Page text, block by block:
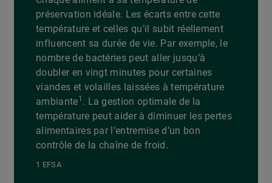
préservation idéale. Les écarts entre cette
température et celles qu’il subit réellement
influencent sa durée de vie. Par exemple, le
nombre de bactéries peut aller jusqu’à
doubler en vingt minutes pour certaines
viandes et volailles laissées à température
ambiante1 . La gestion optimale de la
température peut aider à diminuer les pertes
alimentaires par l’entremise d’un bon
contrôle de la chaîne de froid.
1 EFSA